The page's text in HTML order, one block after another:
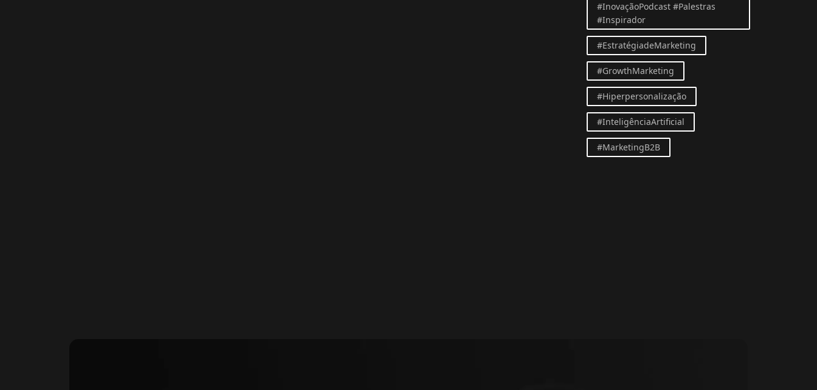
#InovaçãoPodcast #Palestras
#Inspirador
#EstratégiadeMarketing
#GrowthMarketing
#Hiperpersonalização
#InteligênciaArtificial
#MarketingB2B